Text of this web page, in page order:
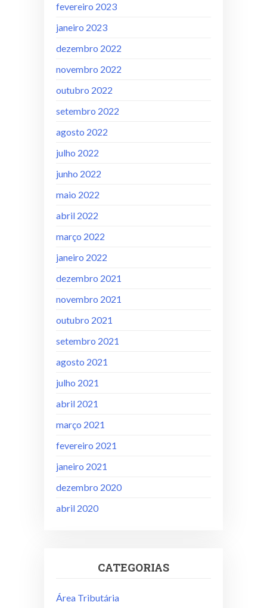
fevereiro 2023
janeiro 2023
dezembro 2022
novembro 2022
outubro 2022
setembro 2022
agosto 2022
julho 2022
junho 2022
maio 2022
abril 2022
março 2022
janeiro 2022
dezembro 2021
novembro 2021
outubro 2021
setembro 2021
agosto 2021
julho 2021
abril 2021
março 2021
fevereiro 2021
janeiro 2021
dezembro 2020
abril 2020
CATEGORIAS
Área Tributária